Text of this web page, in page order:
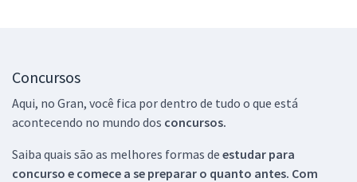
Concursos
Aqui, no Gran, você fica por dentro de tudo o que está
acontecendo no mundo dos concursos.
Saiba quais são as melhores formas de estudar para
concurso e comece a se preparar o quanto antes. Com